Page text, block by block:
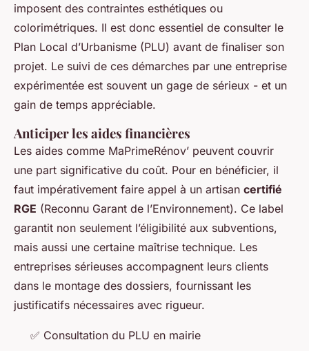
imposent des contraintes esthétiques ou
colorimétriques. Il est donc essentiel de consulter le
Plan Local d’Urbanisme (PLU) avant de finaliser son
projet. Le suivi de ces démarches par une entreprise
expérimentée est souvent un gage de sérieux - et un
gain de temps appréciable.
Anticiper les aides financières
Les aides comme MaPrimeRénov’ peuvent couvrir
une part significative du coût. Pour en bénéficier, il
faut impérativement faire appel à un artisan certifié
RGE (Reconnu Garant de l’Environnement). Ce label
garantit non seulement l’éligibilité aux subventions,
mais aussi une certaine maîtrise technique. Les
entreprises sérieuses accompagnent leurs clients
dans le montage des dossiers, fournissant les
justificatifs nécessaires avec rigueur.
✅ Consultation du PLU en mairie